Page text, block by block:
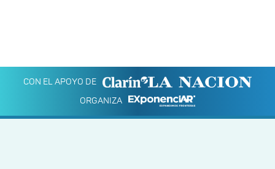
CON EL APOYO DE
ORGANIZA